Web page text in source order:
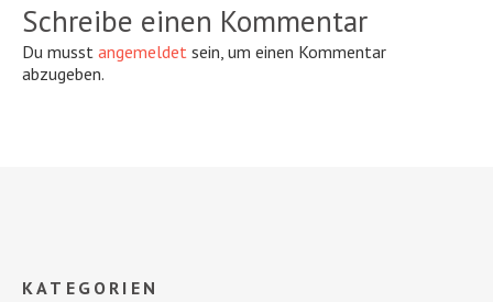
Schreibe einen Kommentar
Du musst angemeldet sein, um einen Kommentar
abzugeben.
KATEGORIEN